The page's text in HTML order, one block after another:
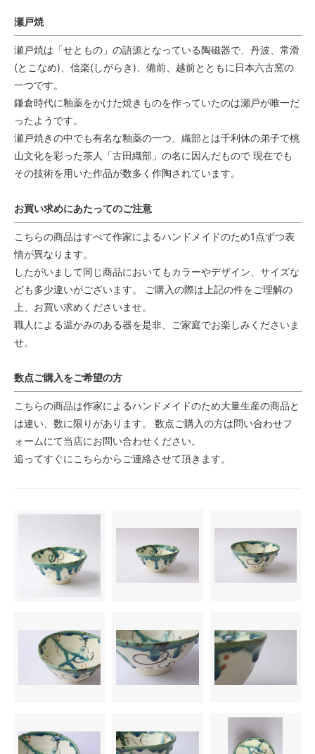
瀬戸焼
瀬戸焼は「せともの」の語源となっている陶磁器で、丹波、常滑
(とこなめ)、信楽(しがらき)、備前、越前とともに日本六古窯の
一つです。
鎌倉時代に釉薬をかけた焼きものを作っていたのは瀬戸が唯一だ
ったようです。
瀬戸焼きの中でも有名な釉薬の一つ、織部とは千利休の弟子で桃
山文化を彩った茶人「古田織部」の名に因んだもので 現在でも
その技術を用いた作品が数多く作陶されています。
お買い求めにあたってのご注意
こちらの商品はすべて作家によるハンドメイドのため1点ずつ表
情が異なります。
したがいまして同じ商品においてもカラーやデザイン、サイズな
ども多少違いがございます。 ご購入の際は上記の件をご理解の
上、お買い求めくださいませ。
職人による温かみのある器を是非、ご家庭でお楽しみくださいま
せ。
数点ご購入をご希望の方
こちらの商品は作家によるハンドメイドのため大量生産の商品と
は違い、数に限りがあります。 数点ご購入の方は問い合わせフ
ォームにて当店にお問い合わせください。
追ってすぐにこちらからご連絡させて頂きます。